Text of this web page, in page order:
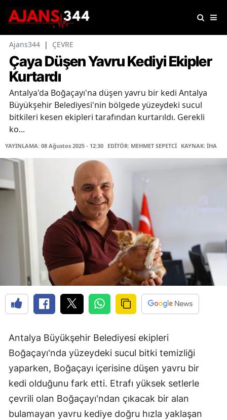
Ajans344 | ÇEVRE
Çaya Düşen Yavru Kediyi Ekipler
Kurtardı
Antalya'da Boğaçayı'na düşen yavru bir kedi Antalya
Büyükşehir Belediyesi'nin bölgede yüzeydeki sucul
bitkileri kesen ekipleri tarafından kurtarıldı. Gerekli
ko...
YAYINLAMA: 08 Ağustos 2025 - 12:30 EDİTÖR: MEHMET SEPETCİ KAYNAK: İHA
Antalya Büyükşehir Belediyesi ekipleri
Boğaçayı'nda yüzeydeki sucul bitki temizliği
yaparken, Boğaçayı içerisine düşen yavru bir
kedi olduğunu fark etti. Etrafı yüksek setlerle
çevrili olan Boğaçayı'ndan çıkacak bir alan
bulamayan yavru kediye doğru hızla yaklaşan